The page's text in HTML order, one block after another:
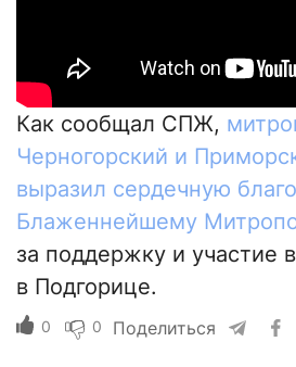
Как сообщал СПЖ,
Черногорский и
выразил сердечную
Блаженнейшему
за поддержку и участие
в Подгорице.
0 0 Поделиться